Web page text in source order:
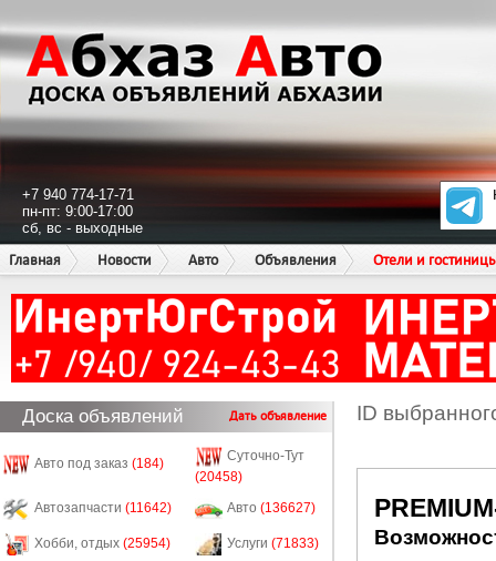
+7 940 774-17-71
пн-пт: 9:00-17:00
сб, вс - выходные
Главная
Новости Авто Объявления Отели и
Доска объявлений Дать объявление
Авто под заказ (184)
Суточно-Тут
(20458)
Автозапчасти (11642) Авто (136627)
Хобби, отдых (25954) Услуги (71833)
ID